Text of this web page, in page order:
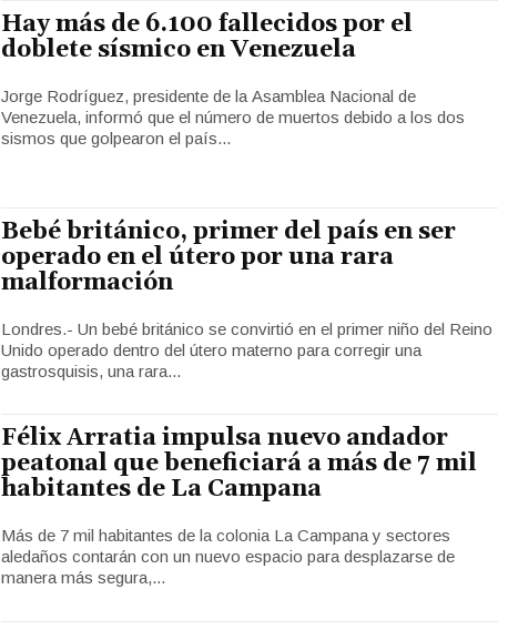
Hay más de 6.100 fallecidos por el
doblete sísmico en Venezuela
Jorge Rodríguez, presidente de la Asamblea Nacional de
Venezuela, informó que el número de muertos debido a los dos
sismos que golpearon el país...
Bebé británico, primer del país en ser
operado en el útero por una rara
malformación
Londres.- Un bebé británico se convirtió en el primer niño del Reino
Unido operado dentro del útero materno para corregir una
gastrosquisis, una rara...
Félix Arratia impulsa nuevo andador
peatonal que beneficiará a más de 7 mil
habitantes de La Campana
Más de 7 mil habitantes de la colonia La Campana y sectores
aledaños contarán con un nuevo espacio para desplazarse de
manera más segura,...